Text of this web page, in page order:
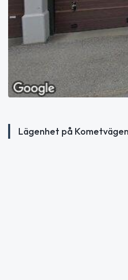
Lägenhet på